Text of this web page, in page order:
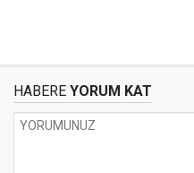
HABERE YORUM KAT